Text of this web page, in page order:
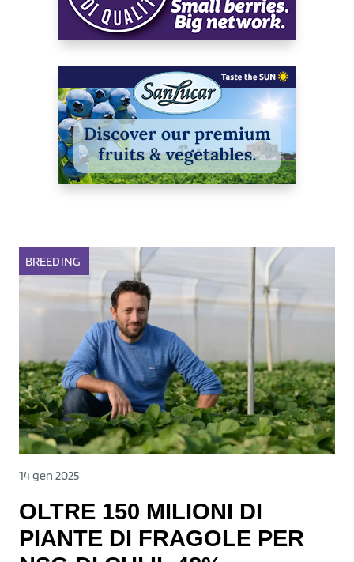
BREEDING
14 gen 2025
OLTRE 150 MILIONI DI
PIANTE DI FRAGOLE PER